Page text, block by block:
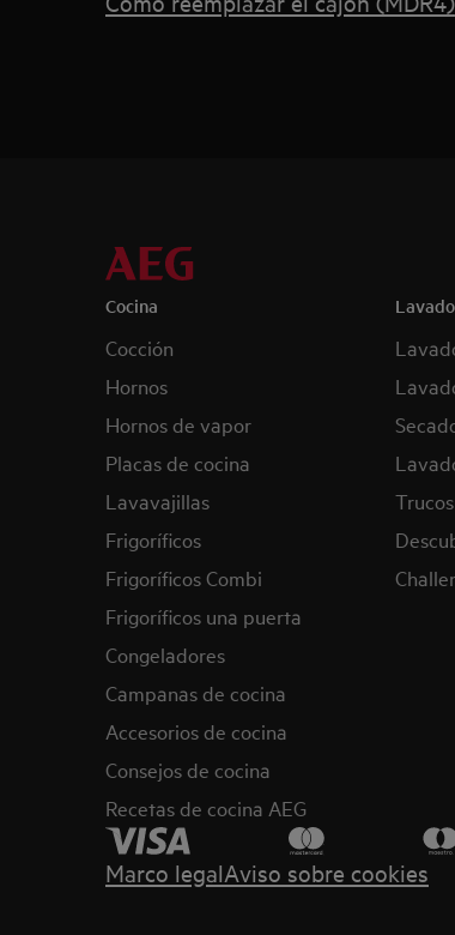
Cocina
Cocción
Hornos
Hornos de vapor
Placas de cocina
Lavavajillas
Frigoríficos
Frigoríficos Combi
Frigoríficos una puerta
Congeladores
Campanas de cocina
Accesorios de cocina
Consejos de cocina
Recetas de cocina AEG
Lavado
Marco legalAviso sobre cookies